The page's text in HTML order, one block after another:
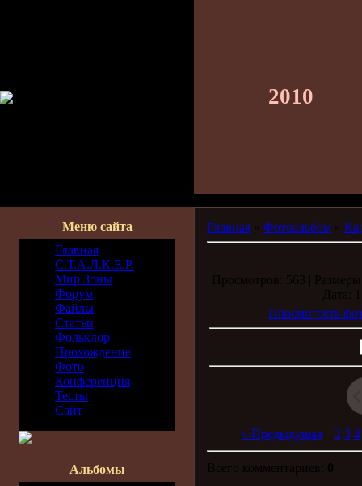
2010
Меню сайта
Главная
С.Т.А.Л.К.Е.Р.
Мир Зоны
Форум
Файлы
Статьи
Фольклор
Прохождение
Фото
Конференция
Тесты
Сайт
Альбомы
Главная » Фотоальбом »
Просмотров: 563 |
Дата:
Просмотреть
« Предыдущая| 2 3 4
Всего комментариев: 0